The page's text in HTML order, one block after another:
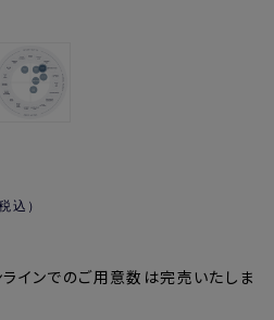
込）
インでのご用意数は完売いたしま